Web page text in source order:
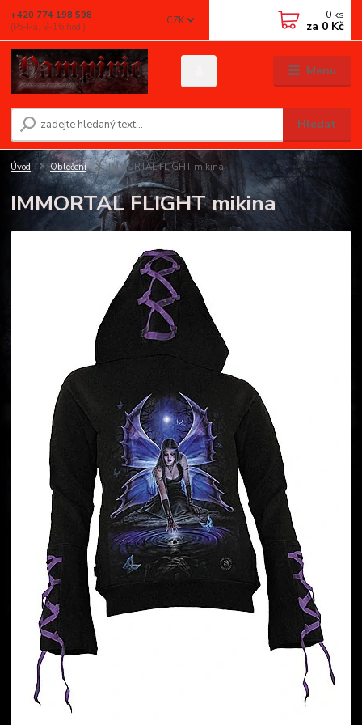
Menu
CZK
Hledat
+420 774 198 598
(Po-Pá, 9-16 hod.)
0 ks
za 0 Kč
Úvod Oblečení IMMORTAL FLIGHT mikina
IMMORTAL FLIGHT mikina